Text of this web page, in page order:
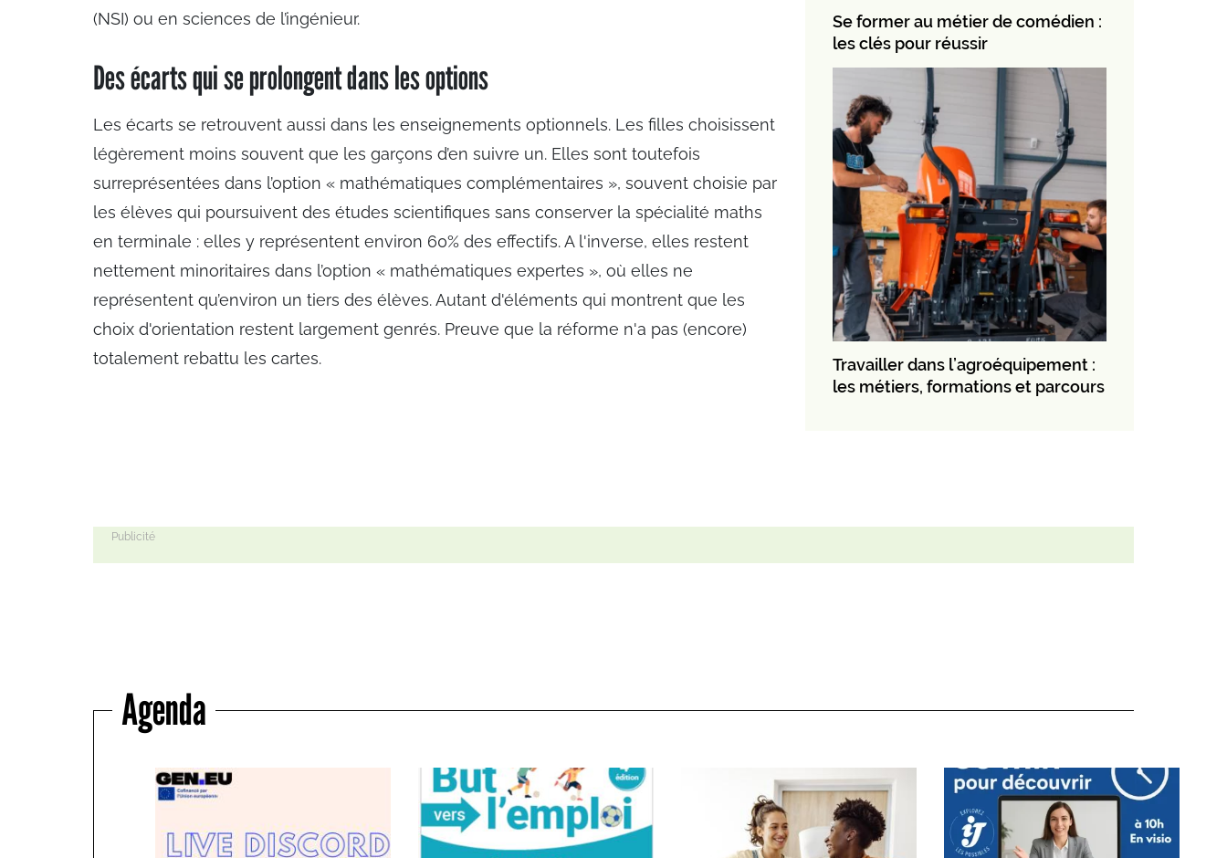
(NSI) ou en sciences de l’ingénieur.
Des écarts qui se prolongent dans les options
Les écarts se retrouvent aussi dans les enseignements optionnels. Les filles choisissent
légèrement moins souvent que les garçons d’en suivre un. Elles sont toutefois
surreprésentées dans l’option « mathématiques complémentaires », souvent choisie par
les élèves qui poursuivent des études scientifiques sans conserver la spécialité maths
en terminale : elles y représentent environ 60% des effectifs. A l'inverse, elles restent
nettement minoritaires dans l’option « mathématiques expertes », où elles ne
représentent qu’environ un tiers des élèves. Autant d'éléments qui montrent que les
choix d'orientation restent largement genrés. Preuve que la réforme n'a pas (encore)
totalement rebattu les cartes.
Se former au métier de comédien :
les clés pour réussir
Travailler dans l’agroéquipement :
les métiers, formations et parcours
Agenda